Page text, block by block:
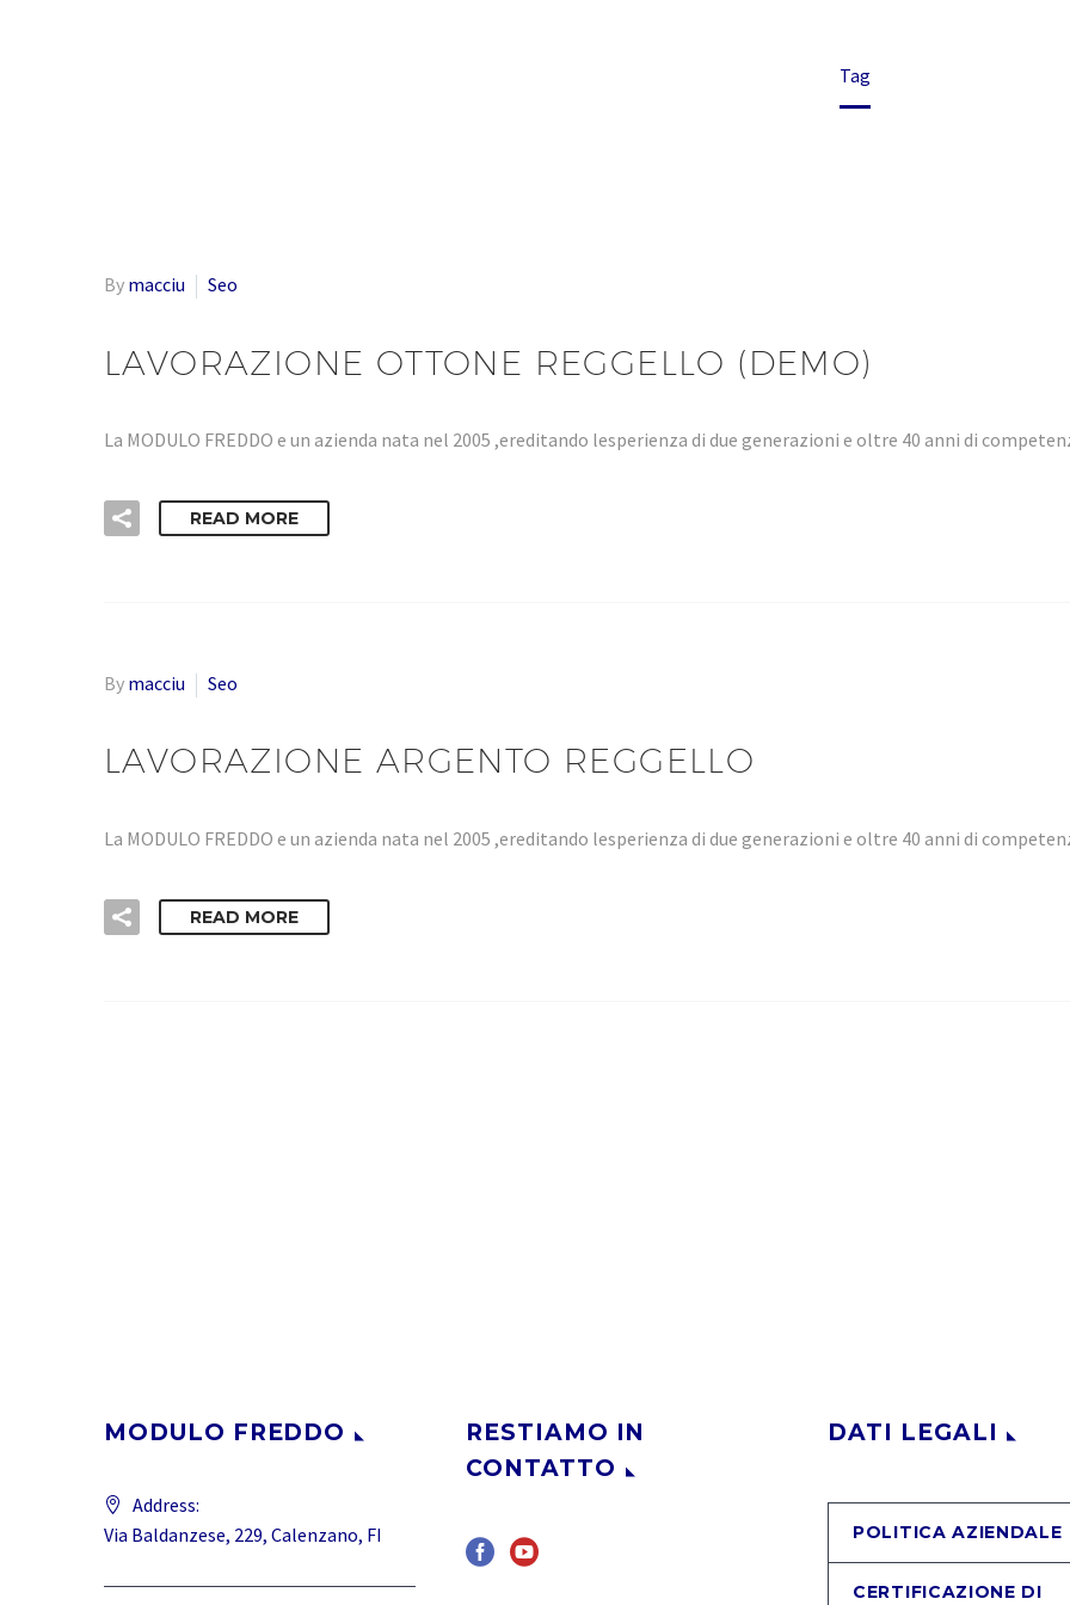
Tag
By macciu Seo
LAVORAZIONE OTTONE REGGELLO (DEMO)
La MODULO FREDDO e un azienda nata nel 2005 ,ereditando lesperienza di due generazioni e oltre 40 anni di
READ MORE
By macciu Seo
LAVORAZIONE ARGENTO REGGELLO
La MODULO FREDDO e un azienda nata nel 2005 ,ereditando lesperienza di due generazioni e oltre 40 anni di
READ MORE
MODULO FREDDO
Address:
Via Baldanzese, 229, Calenzano, FI
RESTIAMO IN
CONTATTO
DATI LEGALI
POLITICA AZIENDALE
CERTIFICAZIONE DI